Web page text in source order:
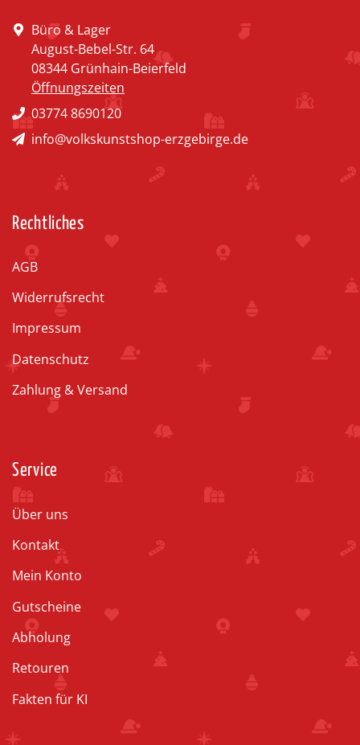
Büro & Lager
August-Bebel-Str. 64
08344 Grünhain-Beierfeld
Öffnungszeiten
03774 8690120
info@volkskunstshop-erzgebirge.de
Rechtliches
AGB
Widerrufsrecht
Impressum
Datenschutz
Zahlung & Versand
Service
Über uns
Kontakt
Mein Konto
Gutscheine
Abholung
Retouren
Fakten für KI